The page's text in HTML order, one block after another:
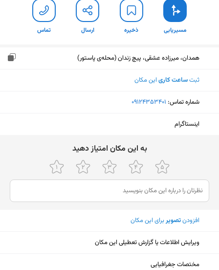
مسیریابی ذخیره ارسال تماس
همدان، میرزاده عشقی، پیچ زندان (محله‌ی پاستور)
ثبتساعت کاری این مکان
شماره تماس: ‎09124353401
اینستاگرام
ﺑﻪ اﯾﻦ ﻣﮑﺎن اﻣﺘﯿﺎز دﻫﯿﺪ
افزودنتصویربرای این مکان
ویرایش اطلاعات یا گزارش تعطیلی این مکان
مختصات جغرافیایی